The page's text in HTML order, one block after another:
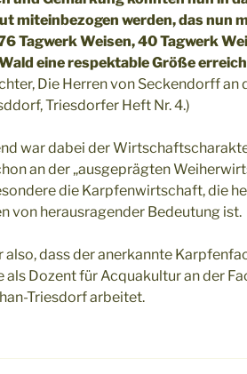
miteinbezogen werden, das nun
Tagwerk Weisen, 40 Tagwerk
eine respektable Größe
Die Herren von Seckendorff
Triesdorfer Heft Nr. 4.)
war dabei der
an der „ausgeprägten
die Karpfenwirtschaft, die
von herausragender Bedeutung ist.
also, dass der anerkannte
als Dozent für Acquakultur an der
Triesdorf arbeitet.